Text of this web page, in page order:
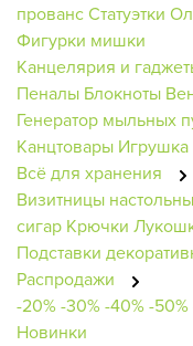
провансСтатуэтки
Фигурки мишки
Канцелярия и
Пеналы Блокноты
Генератор мыльных
Канцтовары Игрушка
Всё для хранения
Визитницы
сигар Крючки
Подставки
Распродажи
-20%-30%-40%-50%
Новинки